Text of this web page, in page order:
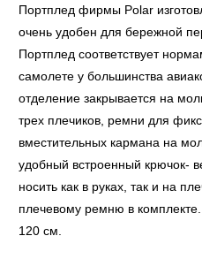
Портплед фирмы Polar
очень удобен для бережной
Портплед соответствует
самолете у большинства
отделение закрывается на
трех плечиков, ремни для
вместительных кармана на
удобный встроенный крючок-
носить как в руках, так и на
плечевому ремню в
120 см.